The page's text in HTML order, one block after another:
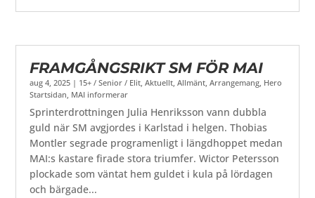
FRAMGÅNGSRIKT SM FÖR MAI
aug 4, 2025 | 15+ / Senior / Elit ,Aktuellt ,Allmänt ,Arrangemang Hero
Startsidan MAI informerar
Sprinterdrottningen Julia Henriksson vann dubbla
guld när SM avgjordes i Karlstad i helgen. Thobias
Montler segrade programenligt i längdhoppet medan
MAI:s kastare firade stora triumfer. Wictor Petersson
plockade som väntat hem guldet i kula på lördagen
och bärgade...